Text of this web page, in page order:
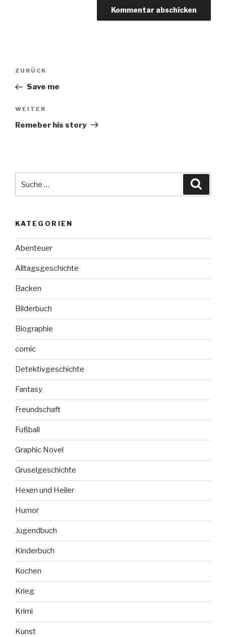
Beitragsnavigation
Vorheriger
Beitrag
ZURÜCK
Save me
Nächster
Beitrag
WEITER
Remeber his story
nach:
KATEGORIEN
Abenteuer
Alltagsgeschichte
Backen
Bilderbuch
Biographie
comic
Detektivgeschichte
Fantasy
Freundschaft
Fußball
Graphic Novel
Gruselgeschichte
Hexen und Heiler
Humor
Jugendbuch
Kinderbuch
Kochen
Krieg
Krimi
Kunst